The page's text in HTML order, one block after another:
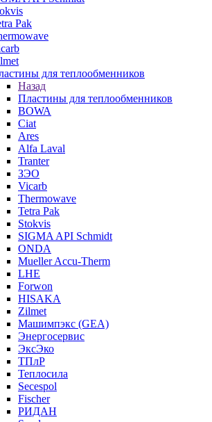
Pak
для теплообменников
Назад
Пластины для теплообменников
BOWA
Ciat
Ares
Alfa Laval
Tranter
ЗЭО
Vicarb
Thermowave
Tetra Pak
Stokvis
SIGMA API Schmidt
ONDA
Mueller Accu-Therm
LHE
Forwon
HISAKA
Zilmet
Машимпэкс (GEA)
Энергосервис
ЭксЭко
ТПлР
Теплосила
Secespol
Fischer
РИДАН